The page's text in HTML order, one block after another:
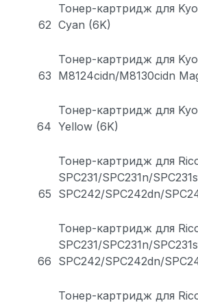
62
Тонер-картридж для
Cyan (6K)
63
Тонер-картридж для
M8124cidn/M8130cidn
64
Тонер-картридж для
Yellow (6K)
65
Тонер-картридж для
SPC231/SPC231n/
SPC242/SPC242dn/
66
Тонер-картридж для
SPC231/SPC231n/
SPC242/SPC242dn/
Тонер-картридж для